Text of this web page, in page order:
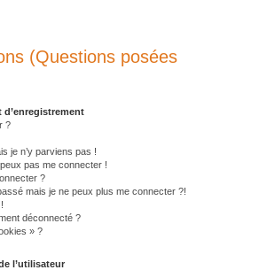
(Questions posées
?
je n’y parviens pas !
pas me connecter !
?
mais je ne peux plus me connecter ?!
déconnecté ?
» ?
l’utilisateur